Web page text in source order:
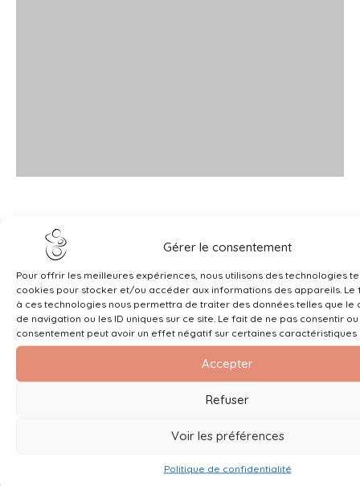
Gérer le consentement
Pour offrir les meilleures expériences, nous utilisons des technologies
cookies pour stocker et/ou accéder aux informations des appareils. Le
à ces technologies nous permettra de traiter des données telles que le
de navigation ou les ID uniques sur ce site. Le fait de ne pas consentir
consentement peut avoir un effet négatif sur certaines caractéristiques
Accepter
Refuser
Voir les préférences
Politique de confidentialité